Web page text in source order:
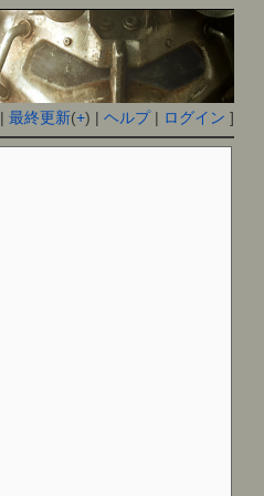
|最終更新(+) |ヘルプ| ログイン ]